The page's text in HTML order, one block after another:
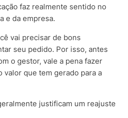
faz realmente sentido no
e da empresa.
vai precisar de bons
seu pedido. Por isso, antes
o gestor, vale a pena fazer
valor que tem gerado para a
justificam um reajuste